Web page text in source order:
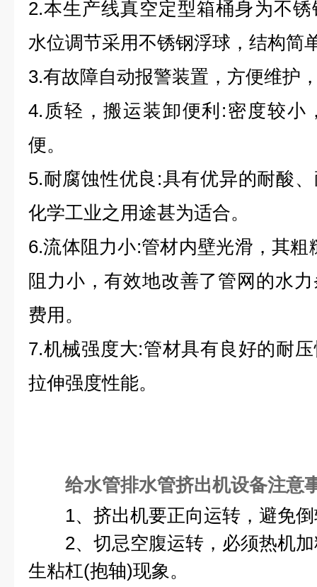
2.本生产线真空定型箱桶身为不
水位调节采用不锈钢浮球，结构简
3.有故障自动报警装置，方便维护
4.质轻，搬运装卸便利:密度较小
便。
5.耐腐蚀性优良:具有优异的耐酸
化学工业之用途甚为适合。
6.流体阻力小:管材内壁光滑，其粗
阻力小，有效地改善了管网的水
费用。
7.机械强度大:管材具有良好的耐
拉伸强度性能。
给水管排水管挤出机设备注意
1、挤出机要正向运转，避免倒
2、切忌空腹运转，必须热机加
生粘杠(抱轴)现象。